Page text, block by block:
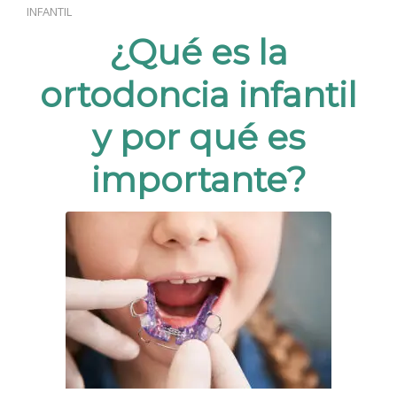
INFANTIL
¿Qué es la
ortodoncia infantil
y por qué es
importante?